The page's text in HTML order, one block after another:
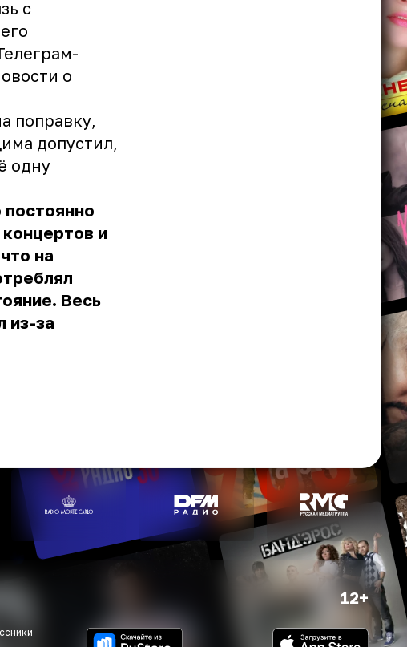
с
о
поправку,
допустил,
одну
постоянно
и
на
Весь
из-за
12+